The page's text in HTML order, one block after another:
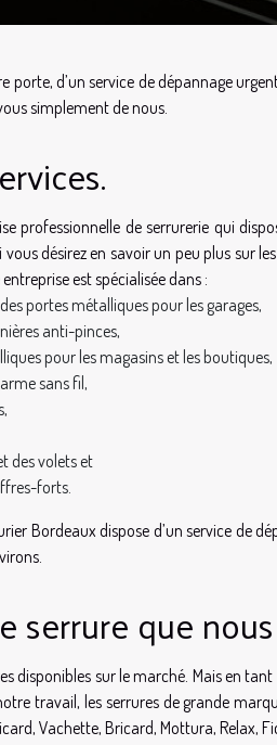
porte, d’un service de dépannage
simplement de nous.
professionnelle de serrurerie qui
désirez en savoir un peu plus sur
entreprise est spécialisée dans :
portes métalliques pour les garages,
anti-pinces,
pour les magasins et les boutiques,
sans fil,
des volets et
forts.
Bordeaux dispose d’un service de
serrure que
disponibles sur le marché. Mais en
travail, les serrures de grande
Vachette, Bricard, Mottura, Relax,